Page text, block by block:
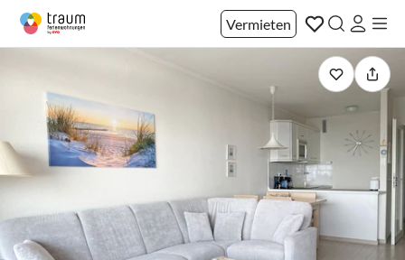
Vermieten